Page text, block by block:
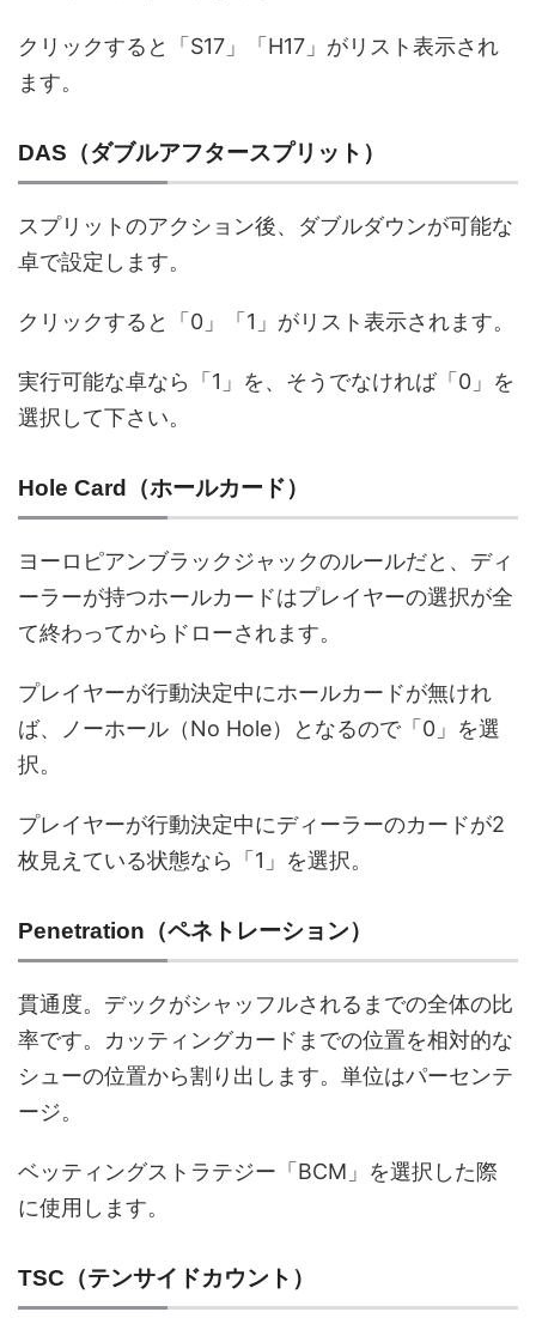
クリックすると「S17」「H17」がリスト表示され
ます。
DAS（ダブルアフタースプリット）
スプリットのアクション後、ダブルダウンが可能な
卓で設定します。
クリックすると「0」「1」がリスト表示されます。
実行可能な卓なら「1」を、そうでなければ「0」を
選択して下さい。
Hole Card（ホールカード）
ヨーロピアンブラックジャックのルールだと、ディ
ーラーが持つホールカードはプレイヤーの選択が全
て終わってからドローされます。
プレイヤーが行動決定中にホールカードが無けれ
ば、ノーホール（No Hole）となるので「0」を選
択。
プレイヤーが行動決定中にディーラーのカードが2
枚見えている状態なら「1」を選択。
Penetration（ペネトレーション）
貫通度。デックがシャッフルされるまでの全体の比
率です。カッティングカードまでの位置を相対的な
シューの位置から割り出します。単位はパーセンテ
ージ。
ベッティングストラテジー「BCM」を選択した際
に使用します。
TSC（テンサイドカウント）